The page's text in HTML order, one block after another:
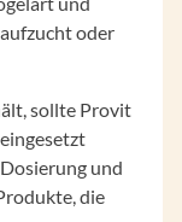
oder
sollte Provit
und
die